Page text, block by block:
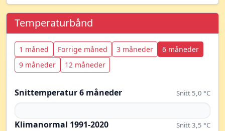
Temperaturbånd
1 måned Forrige måned 3 måneder
6 måneder
9 måneder
12 måneder
Snittemperatur 6 måneder Snitt 5,0 °C
Klimanormal 1991-2020 Snitt 3,5 °C